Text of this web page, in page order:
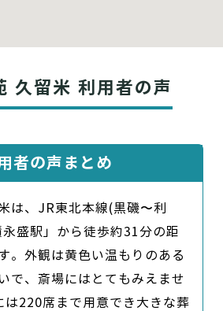
久留米 利用者の声
者の声まとめ
は、JR東北本線(黒磯〜利
盛駅」から徒歩約31分の距
。外観は黄色い温もりのある
で、斎場にはとてもみえませ
は220席まで用意でき大きな葬